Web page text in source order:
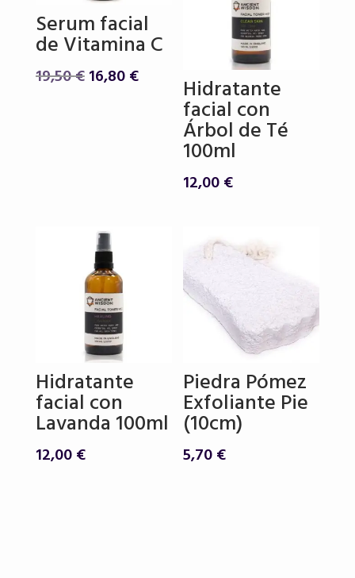
Serum facial
de Vitamina C
19,50€El
16,80€El
16,80 €.
Hidratante
facial con
Árbol de Té
100ml
12,00€
Hidratante
facial con
Lavanda 100ml
12,00€
Piedra Pómez
Exfoliante Pie
(10cm)
5,70€